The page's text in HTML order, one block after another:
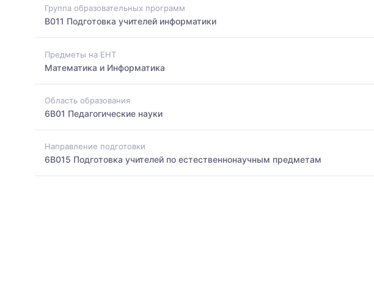
Группа образовательных программ
B011 Подготовка учителей информатики
Предметы на ЕНТ
Математика и Информатика
Область образования
6B01 Педагогические науки
Направление подготовки
6B015 Подготовка учителей по естественнонаучным предметам